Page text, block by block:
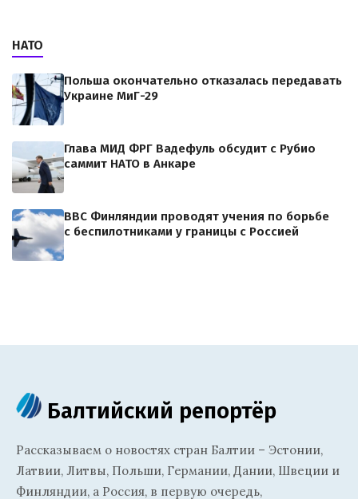
НАТО
Польша окончательно отказалась передавать
Украине МиГ-29
Глава МИД ФРГ Вадефуль обсудит с Рубио
саммит НАТО в Анкаре
ВВС Финляндии проводят учения по борьбе
с беспилотниками у границы с Россией
Балтийский репортёр
Рассказываем о новостях стран Балтии – Эстонии,
Латвии, Литвы, Польши, Германии, Дании, Швеции и
Финляндии, а Россия, в первую очередь,